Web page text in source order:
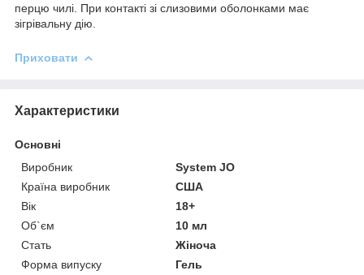
перцю чилі. При контакті зі слизовими оболонками має
зігрівальну дію.
Приховати
Характеристики
Основні
Виробник
System JO
Країна виробник
США
Вік
18+
Об`єм
10 мл
Стать
Жіноча
Форма випуску
Гель